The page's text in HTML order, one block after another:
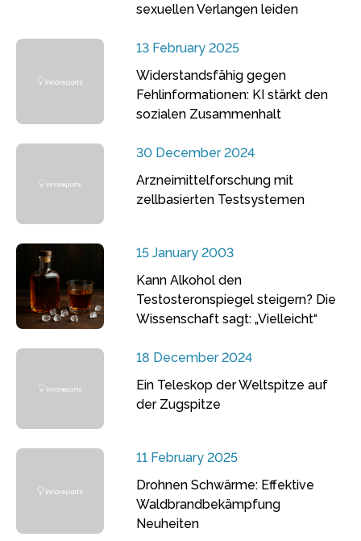
sexuellen Verlangen leiden
13 February 2025
Widerstandsfähig gegen
Fehlinformationen: KI stärkt den
sozialen Zusammenhalt
30 December 2024
Arzneimittelforschung mit
zellbasierten Testsystemen
15 January 2003
Kann Alkohol den
Testosteronspiegel steigern? Die
Wissenschaft sagt: „Vielleicht“
18 December 2024
Ein Teleskop der Weltspitze auf
der Zugspitze
11 February 2025
Drohnen Schwärme: Effektive
Waldbrandbekämpfung
Neuheiten